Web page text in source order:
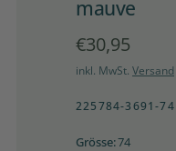
mauve
€30,95
inkl. MwSt. Versand
225784-3691-74
Grösse:74